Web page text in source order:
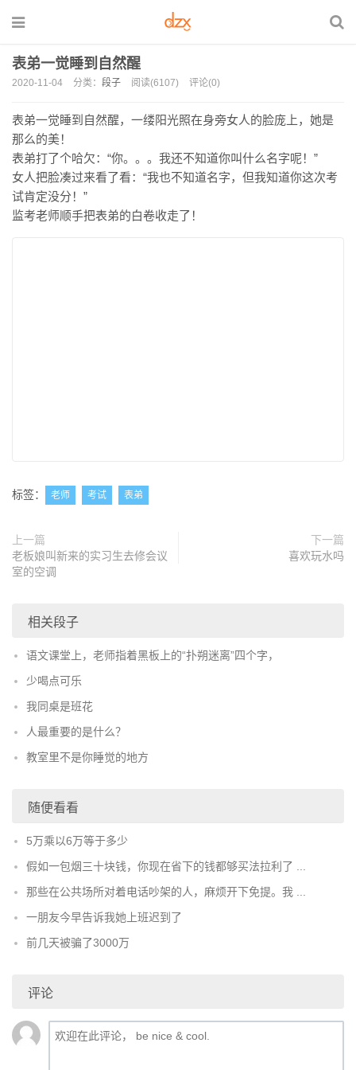
表弟一觉睡到自然醒
2020-11-04 分类： 段子 阅读(6107) 评论(0)
表弟一觉睡到自然醒，一缕阳光照在身旁女人的脸庞上，她是
那么的美！
表弟打了个哈欠：“你。。。我还不知道你叫什么名字呢！”
女人把脸凑过来看了看：“我也不知道名字，但我知道你这次考
试肯定没分！”
监考老师顺手把表弟的白卷收走了！
标签： 老师 考试 表弟
上一篇
老板娘叫新来的实习生去修会议
室的空调
下一篇
喜欢玩水吗
相关段子
语文课堂上，老师指着黑板上的“扑朔迷离”四个字，
少喝点可乐
我同桌是班花
人最重要的是什么？
教室里不是你睡觉的地方
随便看看
5万乘以6万等于多少
假如一包烟三十块钱，你现在省下的钱都够买法拉利了 ...
那些在公共场所对着电话吵架的人，麻烦开下免提。我 ...
一朋友今早告诉我她上班迟到了
前几天被骗了3000万
评论